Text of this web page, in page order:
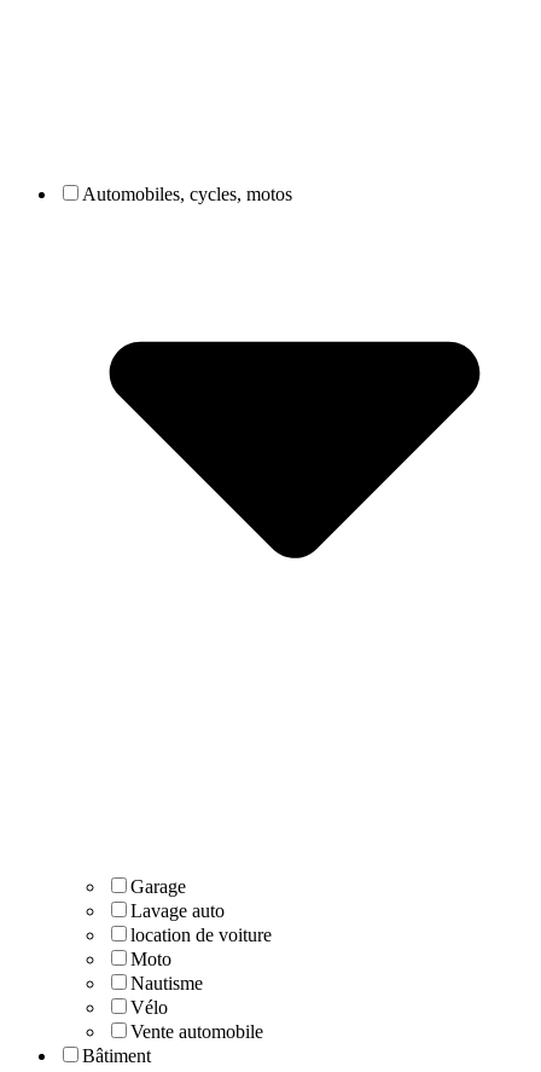
Automobiles, cycles, motos
Garage
Lavage auto
location de voiture
Moto
Nautisme
Vélo
Vente automobile
Bâtiment